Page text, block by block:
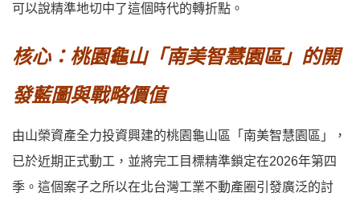
可以說精準地切中了這個時代的轉折點。
核心：桃園龜山「南美智慧園區」的開
發藍圖與戰略價值
由山榮資產全力投資興建的桃園龜山區「南美智慧園區」，
已於近期正式動工，並將完工目標精準鎖定在2026年第四
季 。這個案子之所以在北台灣工業不動產圈引發廣泛的討